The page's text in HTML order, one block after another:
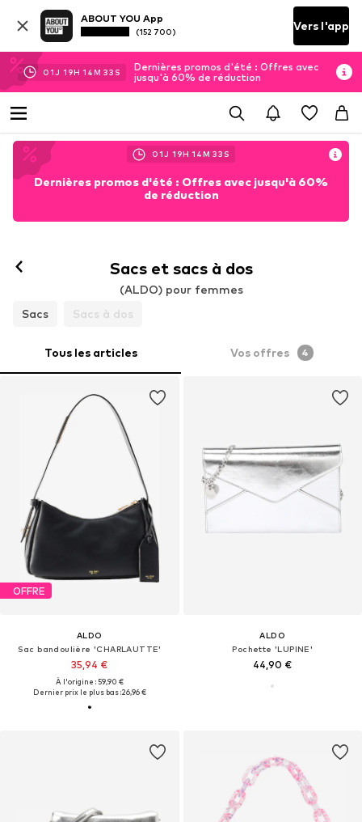
ABOUT YOU App
(152 700) Vers l'app
01J 19H 14M 32 S
Dernières promos d'été : Offres avec
jusqu'à 60% de réduction
01J 19H 14M 32 S
Dernières promos d'été : Offres avec jusqu'à 60%
de réduction
Sacs et sacs à dos
(ALDO) pour femmes
Sacs
Sacs à dos
Tous les articles Vos offres 4
OFFRE
ALDO
Sac bandoulière 'CHARLAUTTE'
35,94 €
À l'origine : 59,90 €
Dernier prix le plus bas :26,96 €
ALDO
Pochette 'LUPINE'
44,90 €